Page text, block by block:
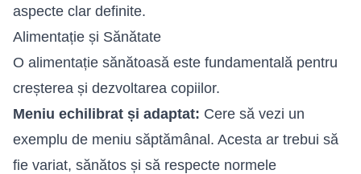
aspecte clar definite.
Alimentație și Sănătate
O alimentație sănătoasă este fundamentală pentru
creșterea și dezvoltarea copiilor.
Meniu echilibrat și adaptat: Cere să vezi un
exemplu de meniu săptămânal. Acesta ar trebui să
fie variat, sănătos și să respecte normele